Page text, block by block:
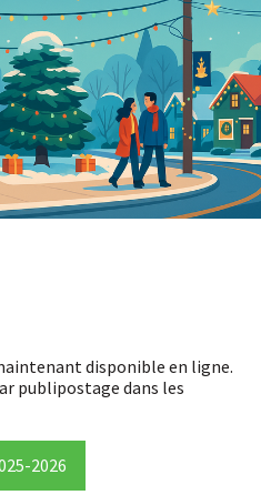
disponible en ligne.
publipostage dans les
2026